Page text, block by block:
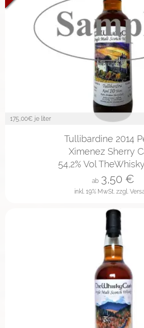
175,00€ je liter
Tullibardine 2014
Ximenez Sherry
54,2% Vol
inkl. 19% MwSt. zzgl.
ab 3,50 €